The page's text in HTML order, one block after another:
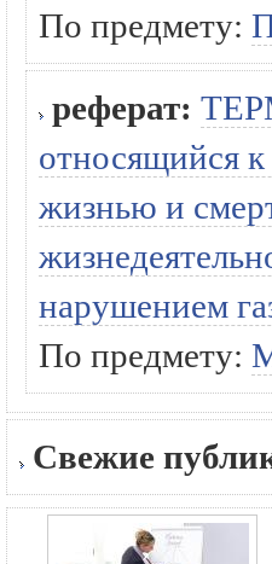
По предмету:
реферат:
относящийся
жизнью и
нарушением
По предмету:
Свежие